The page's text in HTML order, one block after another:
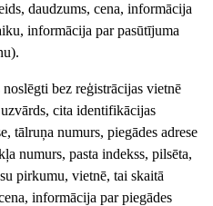
daudzums, cena, informācija
informācija par pasūtījuma
bez reģistrācijas vietnē
cita identifikācijas
tālruņa numurs, piegādes adrese
numurs, pasta indekss, pilsēta,
pirkumu, vietnē, tai skaitā
informācija par piegādes